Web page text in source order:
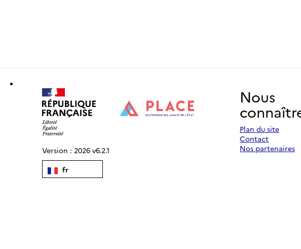
Version : 2026 v6.2.1
fr
Nous
Plan du site
Contact
Nos partenaires